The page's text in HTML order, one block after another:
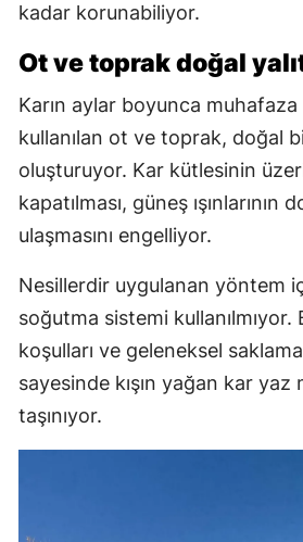
kadar korunabiliyor.
Ot ve toprak doğal
Karın aylar boyunca
kullanılan ot ve toprak, doğal
oluşturuyor. Kar kütlesinin
kapatılması, güneş ışınlarının
ulaşmasını engelliyor.
Nesillerdir uygulanan yöntem
soğutma sistemi kullanılmıyor.
koşulları ve geleneksel
sayesinde kışın yağan kar yaz
taşınıyor.